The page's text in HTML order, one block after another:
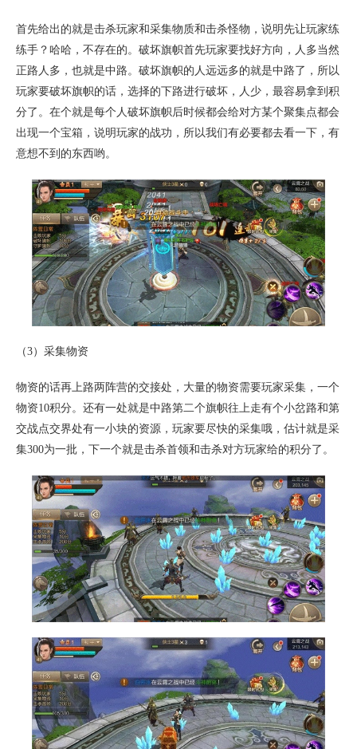
首先给出的就是击杀玩家和采集物质和击杀怪物，说明先让玩家练
练手？哈哈，不存在的。破坏旗帜首先玩家要找好方向，人多当然
正路人多，也就是中路。破坏旗帜的人远远多的就是中路了，所以
玩家要破坏旗帜的话，选择的下路进行破坏，人少，最容易拿到积
分了。在个就是每个人破坏旗帜后时候都会给对方某个聚集点都会
出现一个宝箱，说明玩家的战功，所以我们有必要都去看一下，有
意想不到的东西哟。
（3）采集物资
物资的话再上路两阵营的交接处，大量的物资需要玩家采集，一个
物资10积分。还有一处就是中路第二个旗帜往上走有个小岔路和第
交战点交界处有一小块的资源，玩家要尽快的采集哦，估计就是采
集300为一批，下一个就是击杀首领和击杀对方玩家给的积分了。